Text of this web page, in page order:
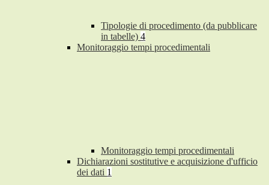
Tipologie di procedimento (da pubblicare
in tabelle) 4
Monitoraggio tempi procedimentali
Monitoraggio tempi procedimentali
Dichiarazioni sostitutive e acquisizione d'ufficio
dei dati 1